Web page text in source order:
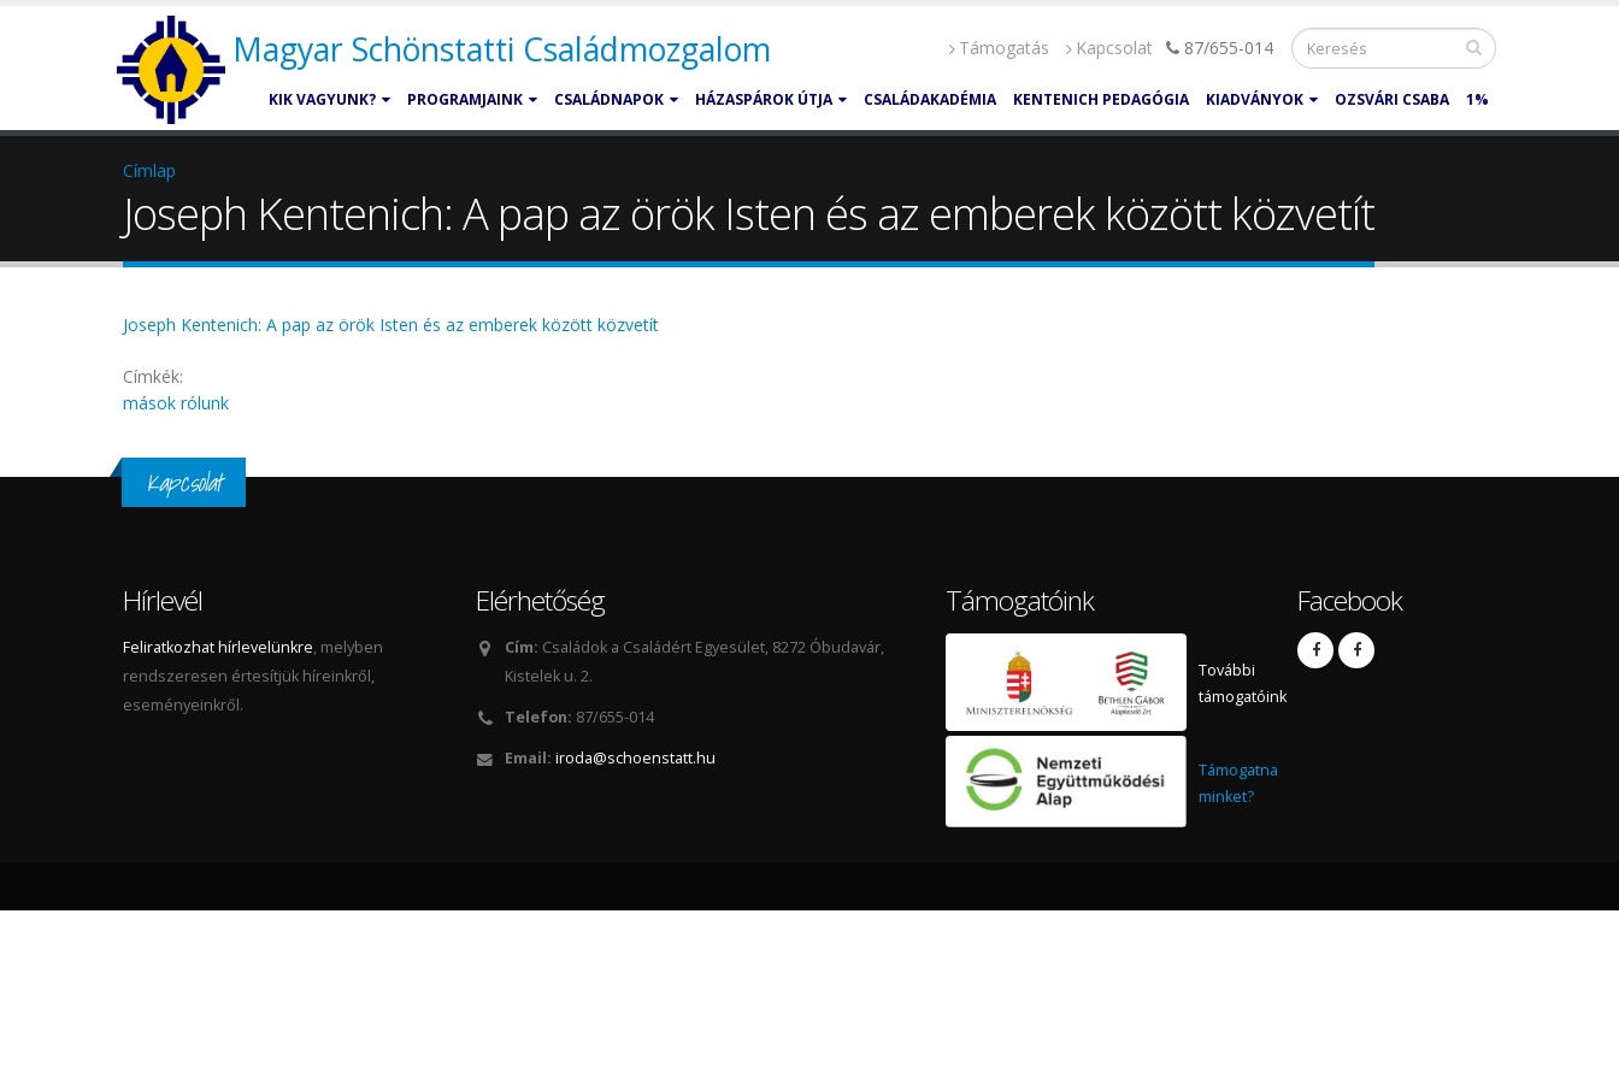
Magyar Schönstatti Családmozgalom Támogatás Kapcsolat 87/655-014
KIK VAGYUNK? PROGRAMJAINK CSALÁDNAPOK HÁZASPÁROK ÚTJA CSALÁDAKADÉMIA KENTENICH PEDAGÓGIA KIADVÁNYOK OZSVÁRI CSABA 1%
Címlap
Joseph Kentenich: A pap az örök Isten és az emberek között közvetít
Joseph Kentenich: A pap az örök Isten és az emberek között közvetít
Címkék:
mások rólunk
Kapcsolat
Hírlevél
Feliratkozhat hírlevelünkre, melyben
rendszeresen értesítjük híreinkről,
eseményeinkről.
Elérhetőség
Cím: Családok a Családért Egyesület, 8272 Óbudavár,
Kistelek u. 2.
Telefon: 87/655-014
Email: iroda@schoenstatt.hu
Támogatóink
További
támogatóink
Támogatna
minket?
Facebook